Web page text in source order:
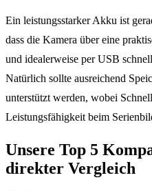
Ein leistungsstarker Akku ist
dass die Kamera über eine
und idealerweise per USB
Natürlich sollte ausreichend
unterstützt werden, wobei
Leistungsfähigkeit beim
Unsere Top 5
direkter Vergleich